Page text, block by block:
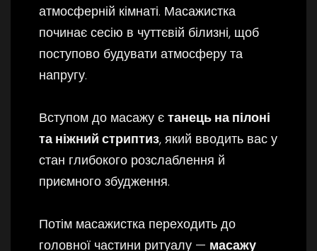
атмосферній кімнаті. Масажистка
починає сесію в чуттєвій білизні, щоб
поступово будувати атмосферу та
напругу.
Вступом до масажу є танець на пілоні
та ніжний стриптиз, який вводить вас у
стан глибокого розслаблення й
приємного збудження.
Потім масажистка переходить до
головної частини ритуалу — масажу